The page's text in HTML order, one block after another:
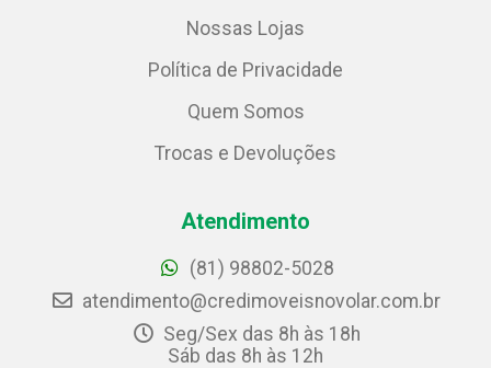
Nossas Lojas
Política de Privacidade
Quem Somos
Trocas e Devoluções
Atendimento
(81) 98802-5028
atendimento@credimoveisnovolar.com.br
Seg/Sex das 8h às 18h
Sáb das 8h às 12h